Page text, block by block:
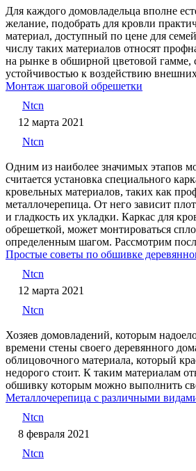
Для каждого домовладельца вполне
желание, подобрать для кровли
материал, доступный по цене для
числу таких материалов относят
на рынке в обширной цветовой гамме,
устойчивостью к воздействию
Монтаж шаговой обрешетки
Ntcn
12 марта 2021
Ntcn
Одним из наиболее значимых этапов
считается установка специального
кровельных материалов, таких как
металлочерепица. От него зависит
и гладкость их укладки. Каркас для
обрешеткой, может монтироваться
определенным шагом. Рассмотрим
Простые советы по обшивке
Ntcn
12 марта 2021
Ntcn
Хозяев домовладений, которым
времени стены своего деревянного
облицовочного материала, который
недорого стоит. К таким материалам
обшивку которым можно выполнить
Металлочерепица с различными
Ntcn
8 февраля 2021
Ntcn